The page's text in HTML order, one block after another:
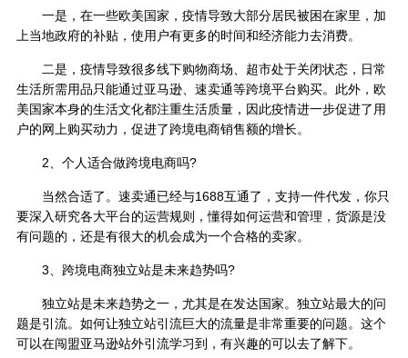
一是，在一些欧美国家，疫情导致大部分居民被困在家里，加
上当地政府的补贴，使用户有更多的时间和经济能力去消费。
二是，疫情导致很多线下购物商场、超市处于关闭状态，日常
生活所需用品只能通过亚马逊、速卖通等跨境平台购买。此外，欧
美国家本身的生活文化都注重生活质量，因此疫情进一步促进了用
户的网上购买动力，促进了跨境电商销售额的增长。
2、个人适合做跨境电商吗?
当然合适了。速卖通已经与1688互通了，支持一件代发，你只
要深入研究各大平台的运营规则，懂得如何运营和管理，货源是没
有问题的，还是有很大的机会成为一个合格的卖家。
3、跨境电商独立站是未来趋势吗?
独立站是未来趋势之一，尤其是在发达国家。独立站最大的问
题是引流。如何让独立站引流巨大的流量是非常重要的问题。这个
可以在闯盟亚马逊站外引流学习到，有兴趣的可以去了解下。